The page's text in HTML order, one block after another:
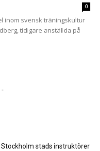
0
inom svensk träningskultur
tidigare anställda på
-
stads instruktörer